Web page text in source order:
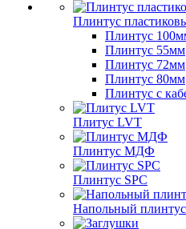
Плинтус
Плинтус
Плинтус 55мм
Плинтус 72мм
Плинтус 80мм
Плинтус с
Плитус LVT
Плинтус МДФ
Плинтус SPC
Напольный